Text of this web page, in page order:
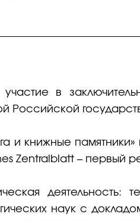
в
Российской
и книжные
Zentralblatt – первый
деятельность:
наук с